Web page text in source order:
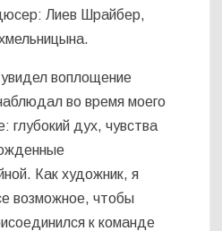
Лиев Шрайбер,
воплощение
во время моего
глубокий дух, чувства
Как художник, я
возможное, чтобы
к команде